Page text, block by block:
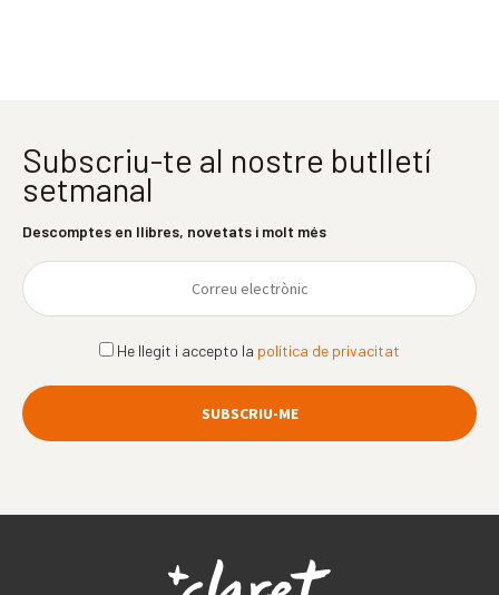
Subscriu-te al nostre butlletí
setmanal
Descomptes en llibres, novetats i molt més
He llegit i accepto la política de privacitat